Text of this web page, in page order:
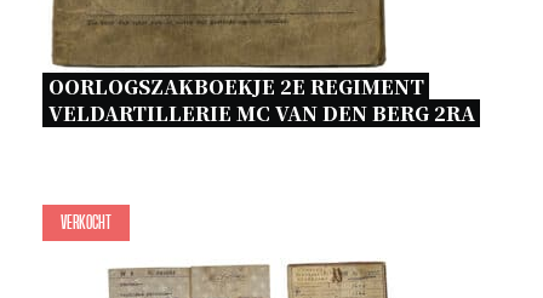
OORLOGSZAKBOEKJE 2E REGIMENT
VELDARTILLERIE MC VAN DEN BERG 2RA
Verkocht